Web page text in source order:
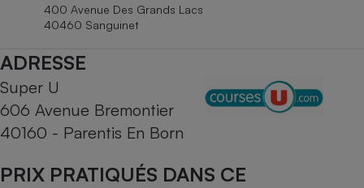
400 Avenue Des Grands Lacs
40460 Sanguinet
ADRESSE
Super U
606 Avenue Bremontier
40160 - Parentis En Born
PRIX PRATIQUÉS DANS CE
Cafetière à expressos